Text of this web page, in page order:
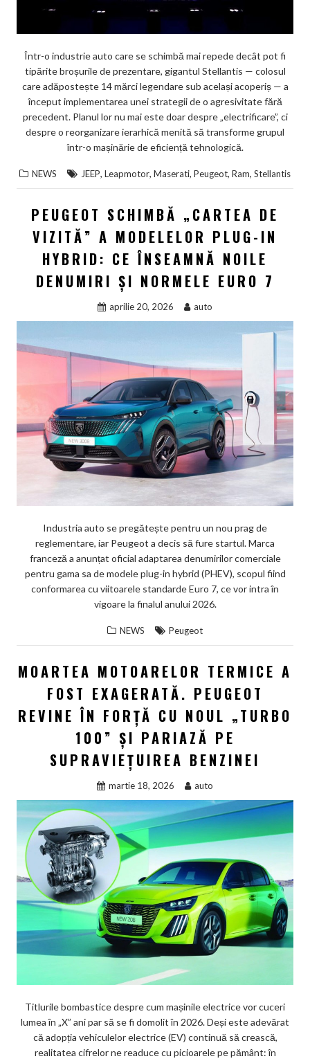
Într-o industrie auto care se schimbă mai repede decât pot fi
tipărite broșurile de prezentare, gigantul Stellantis — colosul
care adăpostește 14 mărci legendare sub același acoperiș — a
început implementarea unei strategii de o agresivitate fără
precedent. Planul lor nu mai este doar despre „electrificare”, ci
despre o reorganizare ierarhică menită să transforme grupul
într-o mașinărie de eficiență tehnologică.
NEWS JEEP, Leapmotor, Maserati, Peugeot, Ram, Stellantis
PEUGEOT SCHIMBĂ „CARTEA DE
VIZITĂ” A MODELELOR PLUG-IN
HYBRID: CE ÎNSEAMNĂ NOILE
DENUMIRI ȘI NORMELE EURO 7
aprilie 20, 2026 auto
Industria auto se pregătește pentru un nou prag de
reglementare, iar Peugeot a decis să fure startul. Marca
franceză a anunțat oficial adaptarea denumirilor comerciale
pentru gama sa de modele plug-in hybrid (PHEV), scopul fiind
conformarea cu viitoarele standarde Euro 7, ce vor intra în
vigoare la finalul anului 2026.
NEWS Peugeot
MOARTEA MOTOARELOR TERMICE A
FOST EXAGERATĂ. PEUGEOT
REVINE ÎN FORȚĂ CU NOUL „TURBO
100” ȘI PARIAZĂ PE
SUPRAVIEȚUIREA BENZINEI
martie 18, 2026 auto
Titlurile bombastice despre cum mașinile electrice vor cuceri
lumea în „X” ani par să se fi domolit în 2026. Deși este adevărat
că adopția vehiculelor electrice (EV) continuă să crească,
realitatea cifrelor ne readuce cu picioarele pe pământ: în